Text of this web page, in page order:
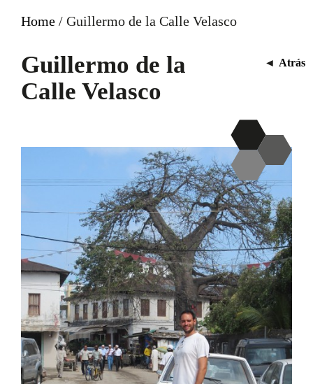
Home / Guillermo de la Calle Velasco
Guillermo de la
Calle Velasco
◄ Atrás